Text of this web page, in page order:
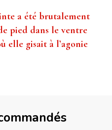
a été brutalement
pied dans le ventre
elle gisait à l’agonie